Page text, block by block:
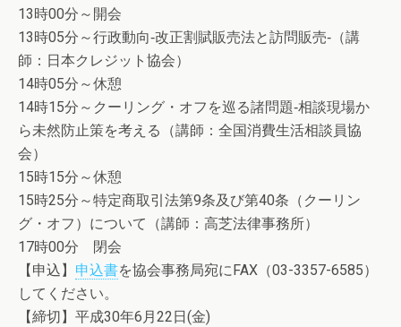
13時00分～開会
13時05分～行政動向‐改正割賦販売法と訪問販売‐（講
師：日本クレジット協会）
14時05分～休憩
14時15分～クーリング・オフを巡る諸問題‐相談現場か
ら未然防止策を考える（講師：全国消費生活相談員協
会）
15時15分～休憩
15時25分～特定商取引法第9条及び第40条（クーリン
グ・オフ）について（講師：高芝法律事務所）
17時00分 閉会
【申込】 申込書を協会事務局宛にFAX（03-3357-6585）
してください。
【締切】平成30年6月22日(金)